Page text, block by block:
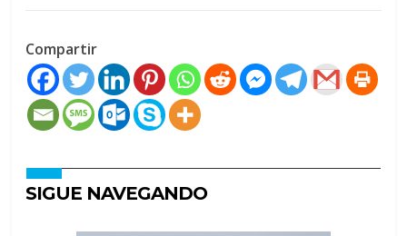
Compartir
SIGUE NAVEGANDO